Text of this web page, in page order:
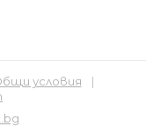
условия
|